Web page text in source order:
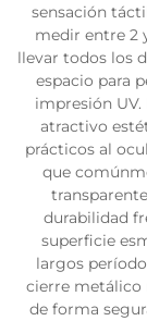
sensación
medir entre 2
llevar todos los
espacio para
impresión
atractivo
prácticos al
que
durabilidad
superficie
largos
cierre metálico
de forma